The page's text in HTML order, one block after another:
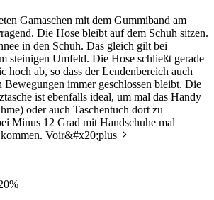
Gamaschen mit dem Gummiband am
Die Hose bleibt auf dem Schuh sitzen.
in den Schuh. Das gleich gilt bei
steinigen Umfeld. Die Hose schließt gerade
hoch ab, so dass der Lendenbereich auch
Bewegungen immer geschlossen bleibt. Die
ist ebenfalls ideal, um mal das Handy
oder auch Taschentuch dort zu
Minus 12 Grad mit Handschuhe mal
Voir&#x20;plus